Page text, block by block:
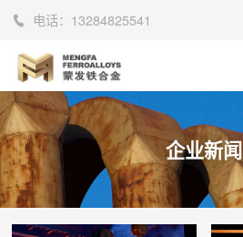
电话： 13284825541
企业新闻